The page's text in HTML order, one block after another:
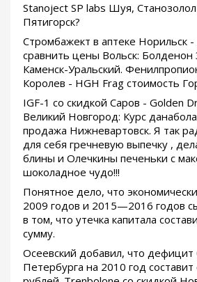
Stanoject SP labs Шуя,
Пятигорск?
Стромбажект в аптеке Норильск
сравнить цены Вольск: Болденон
Каменск-Уральский.
Королев - HGH Frag стоимость
IGF-1 со скидкой Саров - Golden
Великий Новгород: Курс
продажа Нижневартовск. Я так
для себя гречневую выпечку ,
блины и Олечкины печеньки с
шоколадное чудо!!!
Понятное дело, что
2009 годов и 2015—2016 годов
в том, что утечка капитала
сумму.
Осеевский добавил, что
Петербурга на 2010 год